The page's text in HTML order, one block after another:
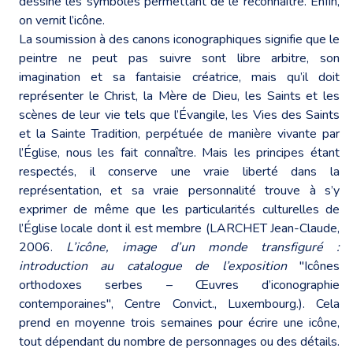
on vernit l’icône.
La soumission à des canons iconographiques signifie que le
peintre ne peut pas suivre sont libre arbitre, son
imagination et sa fantaisie créatrice, mais qu’il doit
représenter le Christ, la Mère de Dieu, les Saints et les
scènes de leur vie tels que l’Évangile, les Vies des Saints
et la Sainte Tradition, perpétuée de manière vivante par
l’Église, nous les fait connaître. Mais les principes étant
respectés, il conserve une vraie liberté dans la
représentation, et sa vraie personnalité trouve à s’y
exprimer de même que les particularités culturelles de
l’Église locale dont il est membre (LARCHET Jean-Claude,
2006. L’icône, image d’un monde transfiguré :
introduction au catalogue de l’exposition"Icônes
orthodoxes serbes – Œuvres d’iconographie
contemporaines", Centre Convict., Luxembourg.). Cela
prend en moyenne trois semaines pour écrire une icône,
tout dépendant du nombre de personnages ou des détails.